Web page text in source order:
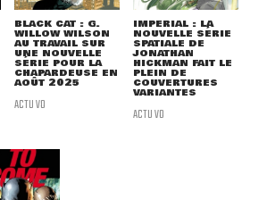
BLACK CAT : G.
WILLOW WILSON
AU TRAVAIL SUR
UNE NOUVELLE
SÉRIE POUR LA
CHAPARDEUSE EN
AOÛT 2025
ACTU VO
IMPERIAL : LA
NOUVELLE SÉRIE
SPATIALE DE
JONATHAN
HICKMAN FAIT LE
PLEIN DE
COUVERTURES
VARIANTES
ACTU VO